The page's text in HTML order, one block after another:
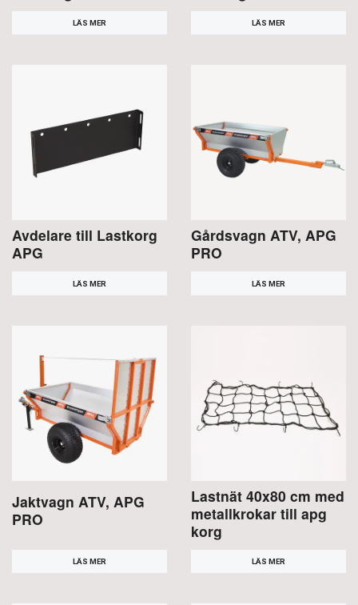
LÄS MER LÄS MER
Avdelare till Lastkorg
APG
LÄS MER
Gårdsvagn ATV, APG
PRO
LÄS MER
Jaktvagn ATV, APG
PRO
LÄS MER
Lastnät 40x80 cm med
metallkrokar till apg
korg
LÄS MER